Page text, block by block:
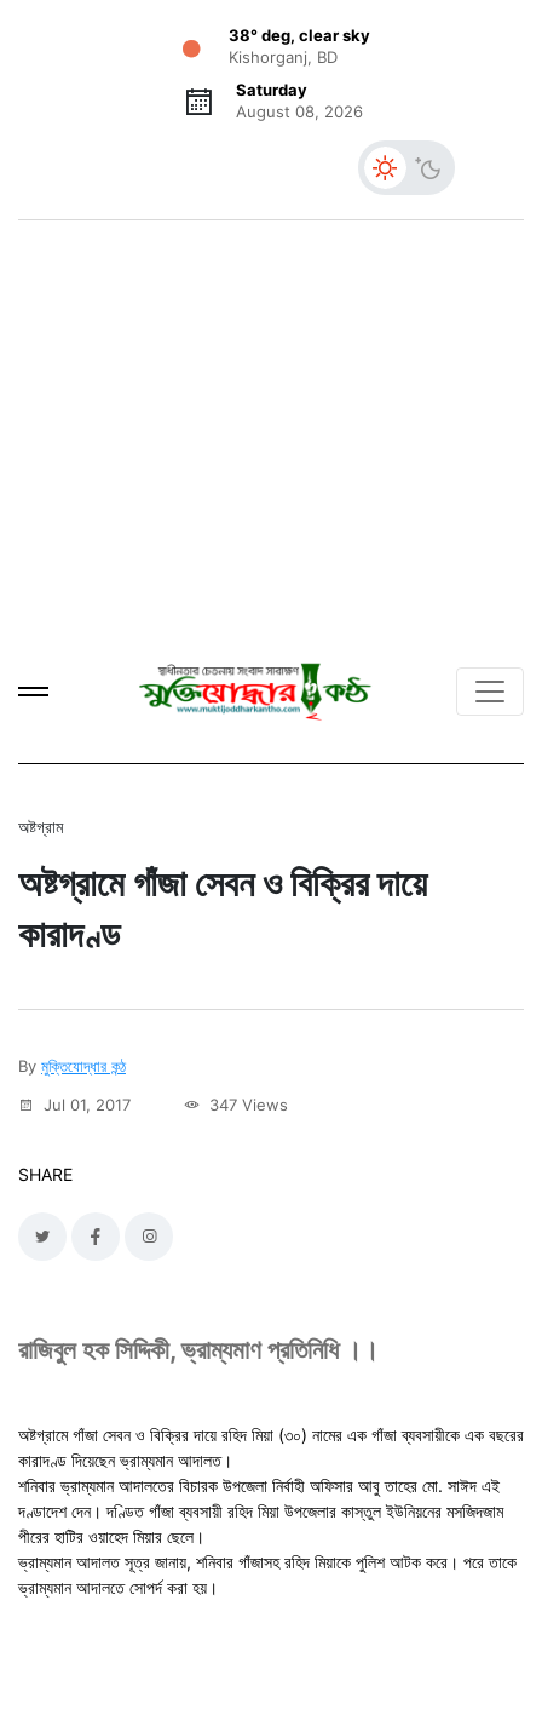
38° deg, clear sky
Kishorganj, BD
Saturday
August 08, 2026
অষ্টগ্রাম
অষ্টগ্রামে গাঁজা সেবন ও বিক্রির দায়ে
কারাদণ্ড
By মুক্তিযোদ্ধার কন্ঠ
Jul 01, 2017
347 Views
SHARE
রাজিবুল হক সিদ্দিকী, ভ্রাম্যমাণ প্রতিনিধি ।।
অষ্টগ্রামে গাঁজা সেবন ও বিক্রির দায়ে রহিদ মিয়া (৩০) নামের এক গাঁজা ব্যবসায়ীকে এক বছরের
কারাদণ্ড দিয়েছেন ভ্রাম্যমান আদালত।
শনিবার ভ্রাম্যমান আদালতের বিচারক উপজেলা নির্বাহী অফিসার আবু তাহের মো. সাঈদ এই
দণ্ডাদেশ দেন। দণ্ডিত গাঁজা ব্যবসায়ী রহিদ মিয়া উপজেলার কাস্তুল ইউনিয়নের মসজিদজাম
পীরের হাটির ওয়াহেদ মিয়ার ছেলে।
ভ্রাম্যমান আদালত সূত্র জানায়, শনিবার গাঁজাসহ রহিদ মিয়াকে পুলিশ আটক করে। পরে তাকে
ভ্রাম্যমান আদালতে সোপর্দ করা হয়।